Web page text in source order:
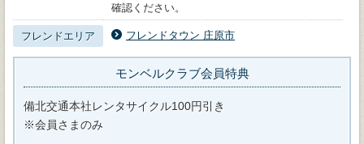
確認ください。
フレンドエリア フレンドタウン 庄原市
モンベルクラブ会員特典
備北交通本社レンタサイクル100円引き
※会員さまのみ